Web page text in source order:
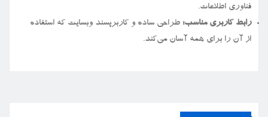
فناوری اطلاعات.
رابط کاربری مناسب: طراحی ساده و کاربرپسند وبسایت که استفاده
از آن را برای همه آسان می‌کند.